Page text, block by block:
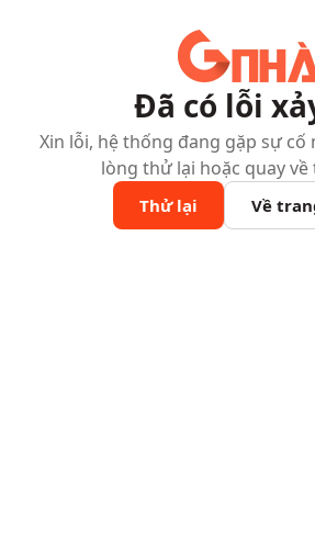
Đã có lỗi
Xin lỗi, hệ thống đang gặp sự cố
lòng thử lại hoặc quay về
Thử lại Về